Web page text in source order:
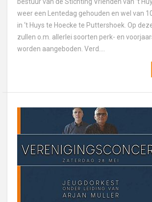
weer een Lentedag gehouden en wel van
in ‘t Huys te Hoecke te Puttershoek. Op
zullen o.m. allerlei soorten perk- en
worden aangeboden. Verd....